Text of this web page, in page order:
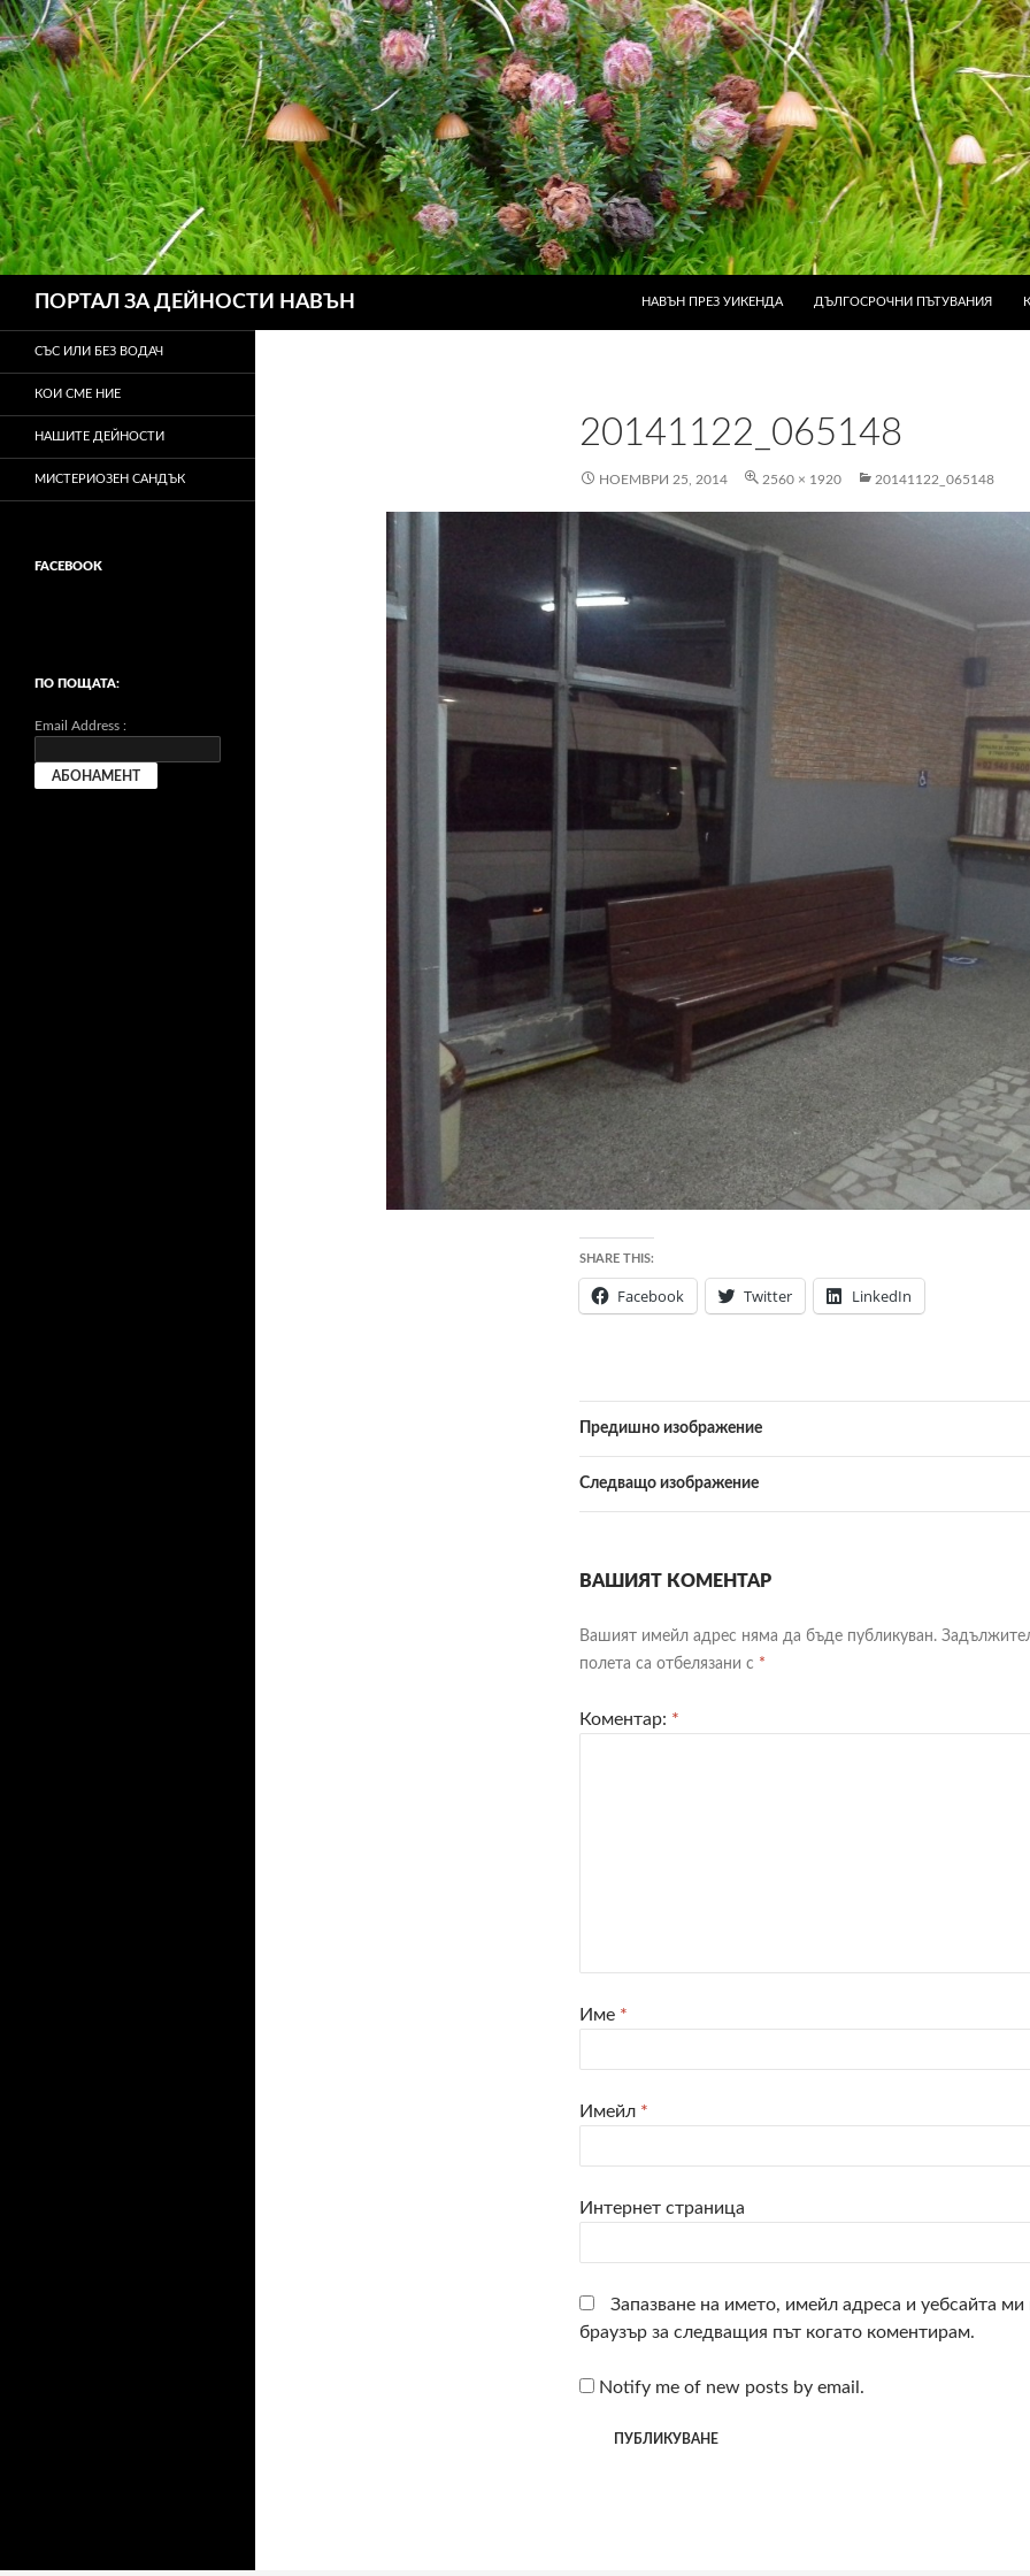
ПОРТАЛ ЗА ДЕЙНОСТИ НАВЪН
НАВЪН ПРЕЗ УИКЕНДА
ДЪЛГОСРОЧНИ ПЪТУВАНИЯ
20141122_065148
НОЕМВРИ 25, 2014 2560 × 1920 20141122_065148
SHARE THIS:
Facebook Twitter LinkedIn
Предишно изображение
Следващо изображение
ВАШИЯТ КОМЕНТАР
Вашият имейл адрес няма да бъде публикуван.
полета са отбелязани с *
Коментар: *
Име *
Имейл *
Интернет страница
Запазване на името, имейл адреса и уебсайта ми
браузър за следващия път когато коментирам.
Notify me of new posts by email.
СЪС ИЛИ БЕЗ ВОДАЧ
КОИ СМЕ НИЕ
НАШИТЕ ДЕЙНОСТИ
МИСТЕРИОЗЕН САНДЪК
FACEBOOK
ПО ПОЩАТА:
Email Address :